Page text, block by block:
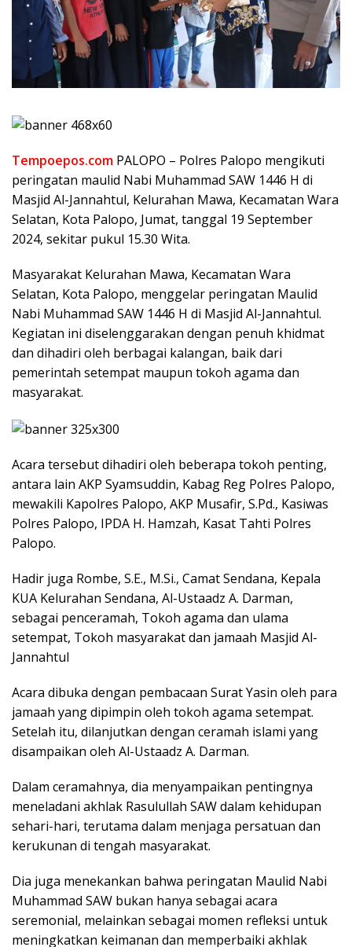
Tempoepos.com PALOPO – Polres Palopo mengikuti
peringatan maulid Nabi Muhammad SAW 1446 H di
Masjid Al-Jannahtul, Kelurahan Mawa, Kecamatan Wara
Selatan, Kota Palopo, Jumat, tanggal 19 September
2024, sekitar pukul 15.30 Wita.
Masyarakat Kelurahan Mawa, Kecamatan Wara
Selatan, Kota Palopo, menggelar peringatan Maulid
Nabi Muhammad SAW 1446 H di Masjid Al-Jannahtul.
Kegiatan ini diselenggarakan dengan penuh khidmat
dan dihadiri oleh berbagai kalangan, baik dari
pemerintah setempat maupun tokoh agama dan
masyarakat.
Acara tersebut dihadiri oleh beberapa tokoh penting,
antara lain AKP Syamsuddin, Kabag Reg Polres Palopo,
mewakili Kapolres Palopo, AKP Musafir, S.Pd., Kasiwas
Polres Palopo, IPDA H. Hamzah, Kasat Tahti Polres
Palopo.
Hadir juga Rombe, S.E., M.Si., Camat Sendana, Kepala
KUA Kelurahan Sendana, Al-Ustaadz A. Darman,
sebagai penceramah, Tokoh agama dan ulama
setempat, Tokoh masyarakat dan jamaah Masjid Al-
Jannahtul
Acara dibuka dengan pembacaan Surat Yasin oleh para
jamaah yang dipimpin oleh tokoh agama setempat.
Setelah itu, dilanjutkan dengan ceramah islami yang
disampaikan oleh Al-Ustaadz A. Darman.
Dalam ceramahnya, dia menyampaikan pentingnya
meneladani akhlak Rasulullah SAW dalam kehidupan
sehari-hari, terutama dalam menjaga persatuan dan
kerukunan di tengah masyarakat.
Dia juga menekankan bahwa peringatan Maulid Nabi
Muhammad SAW bukan hanya sebagai acara
seremonial, melainkan sebagai momen refleksi untuk
meningkatkan keimanan dan memperbaiki akhlak